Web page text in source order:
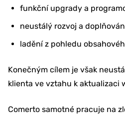
funkční upgrady a
neustálý rozvoj a
ladění z pohledu
Konečným cílem je však
klienta ve vztahu k aktualizaci
Comerto samotné pracuje na